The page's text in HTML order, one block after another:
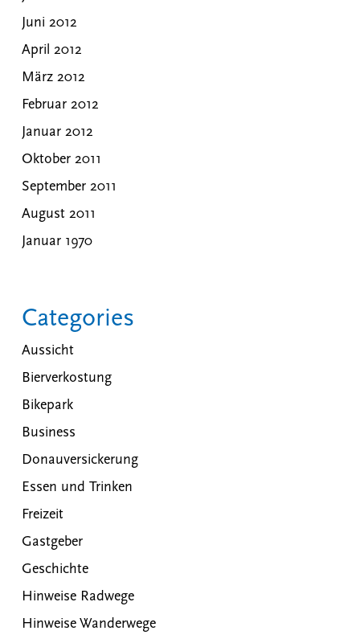
Juni 2012
April 2012
März 2012
Februar 2012
Januar 2012
Oktober 2011
September 2011
August 2011
Januar 1970
Categories
Aussicht
Bierverkostung
Bikepark
Business
Donauversickerung
Essen und Trinken
Freizeit
Gastgeber
Geschichte
Hinweise Radwege
Hinweise Wanderwege